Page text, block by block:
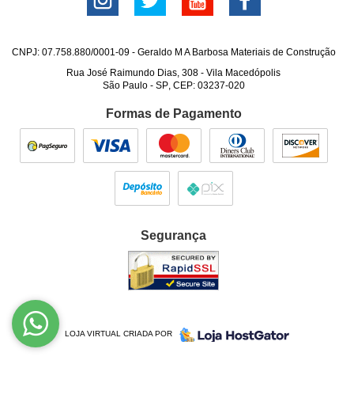
CNPJ: 07.758.880/0001-09 - Geraldo M A Barbosa Materiais de Construção
Rua José Raimundo Dias, 308 -Vila Macedópolis
São Paulo- SP, CEP: 03237-020
Formas de Pagamento
Segurança
LOJA VIRTUAL CRIADA POR